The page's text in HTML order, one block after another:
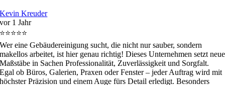
Kevin Kreuder
vor 1 Jahr
⭐⭐⭐⭐⭐
Wer eine Gebäudereinigung sucht, die nicht nur sauber, sondern
makellos arbeitet, ist hier genau richtig! Dieses Unternehmen setzt neue
Maßstäbe in Sachen Professionalität, Zuverlässigkeit und Sorgfalt.
Egal ob Büros, Galerien, Praxen oder Fenster – jeder Auftrag wird mit
höchster Präzision und einem Auge fürs Detail erledigt. Besonders